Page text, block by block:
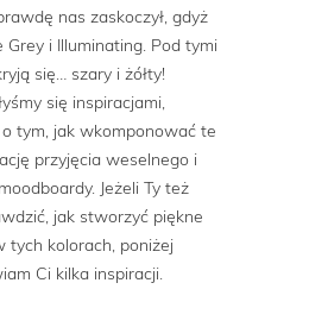
nas zaskoczył, gdyż
Grey i Illuminating. Pod tymi
się… szary i żółty!
się inspiracjami,
tym, jak wkomponować te
przyjęcia weselnego i
Jeżeli Ty też
jak stworzyć piękne
tych kolorach, poniżej
Ci kilka inspiracji.